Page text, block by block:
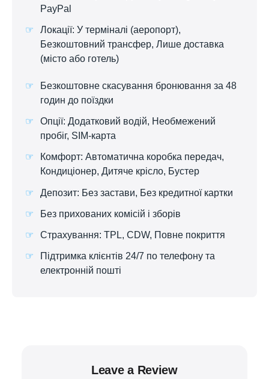
PayPal
Локації: У терміналі (аеропорт),
Безкоштовний трансфер, Лише доставка
(місто або готель)
Безкоштовне скасування бронювання за 48
годин до поїздки
Опції: Додатковий водій, Необмежений
пробіг, SIM-карта
Комфорт: Автоматична коробка передач,
Кондиціонер, Дитяче крісло, Бустер
Депозит: Без застави, Без кредитної картки
Без прихованих комісій і зборів
Страхування: TPL, CDW, Повне покриття
Підтримка клієнтів 24/7 по телефону та
електронній пошті
Leave a Review